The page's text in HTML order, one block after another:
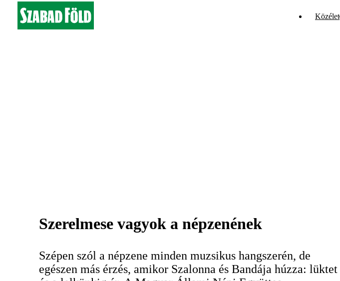
Közélet
Szerelmese vagyok a népzenének
Szépen szól a népzene minden muzsikus hangszerén, de
egészen más érzés, amikor Szalonna és Bandája húzza: lüktet